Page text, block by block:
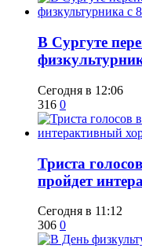
​В Сургуте
Сегодня в 12:06
316 0
​Триста
пройдет
Сегодня в 11:12
306 0